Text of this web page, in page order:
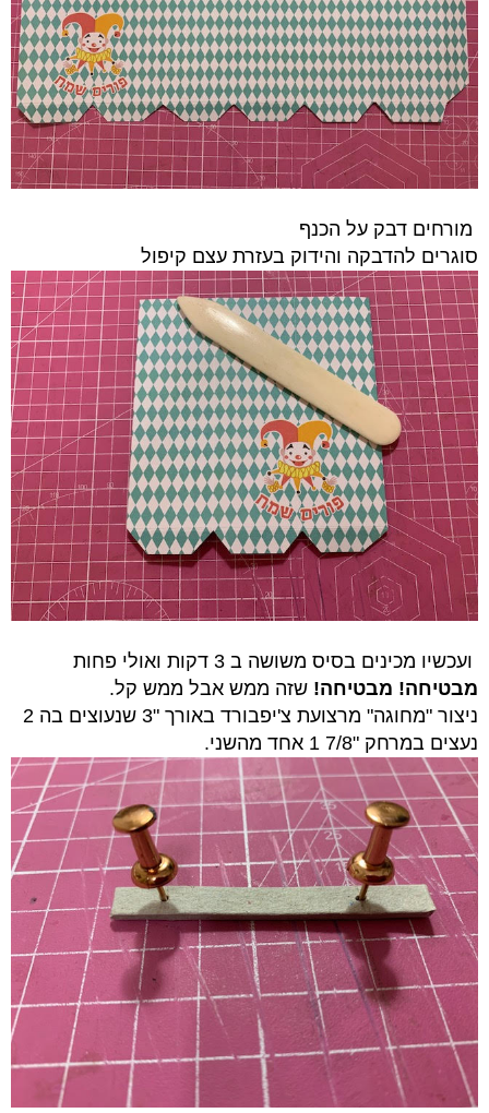
מורחים דבק על הכנף
סוגרים להדבקה והידוק בעזרת עצם קיפול
ועכשיו מכינים בסיס משושה ב 3 דקות ואולי פחות
מבטיחה! מבטיחה! שזה ממש אבל ממש קל.
ניצור "מחוגה" מרצועת צ'יפבורד באורך "3 שנעוצים בה 2
נעצים במרחק "7/8 1 אחד מהשני.